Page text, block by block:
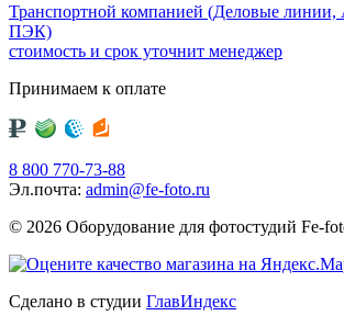
Транспортной компанией (Деловые линии,
ПЭК)
стоимость и срок уточнит менеджер
Принимаем к оплате
8 800 770-73-88
Эл.почта: admin@fe-foto.ru
© 2026 Оборудование для фотостудий Fe-
Сделано в студии ГлавИндекс